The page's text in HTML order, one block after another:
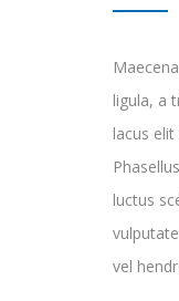
ligula, a
lacus
luctus
vel